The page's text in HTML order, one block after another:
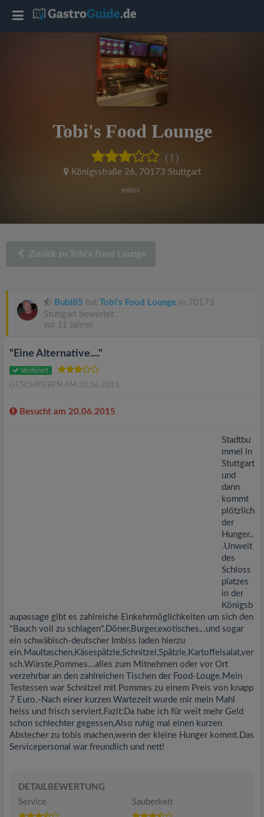
Tobi's Food Lounge
(1)
Königsstraße 26, 70173 Stuttgart
Imbiss
Zurück zu Tobi's Food Lounge
Bubi85 hat Tobi's Food Lounge in 70173
Stuttgart bewertet.
vor 11 Jahren
"Eine Alternative...."
Verifiziert
GESCHRIEBEN AM 20.06.2015
Besucht am 20.06.2015
Stadtbu
mmel in
Stuttgart
und
dann
kommt
plötzlich
der
Hunger..
.Unweit
des
Schloss
platzes
in der
Königsb
aupassage gibt es zahlreiche Einkehrmöglichkeiten um sich den
"Bauch voll zu schlagen".Döner,Burger,exotisches,..und sogar
ein schwäbisch-deutscher Imbiss laden hierzu
ein.Maultaschen,Käsespätzle,Schnitzel,Spätzle,Kartoffelsalat,ver
sch.Würste,Pommes...alles zum Mitnehmen oder vor Ort
verzehrbar an den zahlreichen Tischen der Food-Louge.Mein
Testessen war Schnitzel mit Pommes zu einem Preis von knapp
7 Euro.-Nach einer kurzen Wartezeit wurde mir mein Mahl
heiss und frisch serviert.Fazit:Da habe ich für weit mehr Geld
schon schlechter gegessen,Also ruhig mal einen kurzen
Abstecher zu tobis machen,wenn der kleine Hunger kommt.Das
Servicepersonal war freundlich und nett!
DETAILBEWERTUNG
Service
Sauberkeit
T
a
t